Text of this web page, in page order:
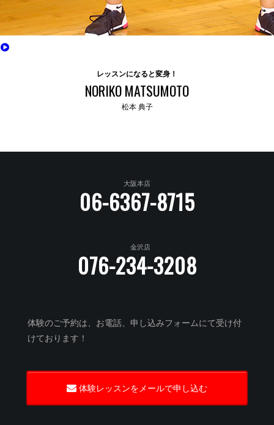
レッスンになると変身！
NORIKO MATSUMOTO
松本 典子
大阪本店
06-6367-8715
金沢店
076-234-3208
体験のご予約は、お電話、申し込みフォームにて受け付
けております！
体験レッスンをメールで申し込む